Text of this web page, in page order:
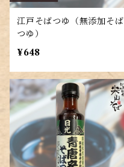
江戸そばつゆ（無添加そば
つゆ）
¥648